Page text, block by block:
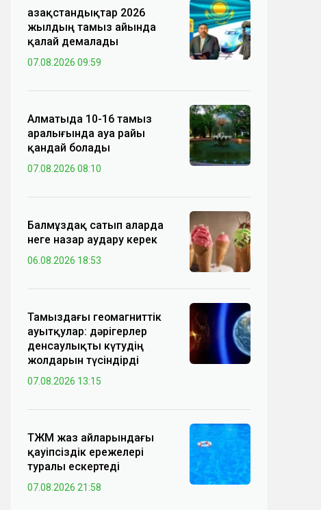
Қазақстандықтар 2026
жылдың тамыз айында
қалай демалады
07.08.2026 09:59
Алматыда 10-16 тамыз
аралығында ауа райы
қандай болады
07.08.2026 08:10
Балмұздақ сатып аларда
неге назар аудару керек
06.08.2026 18:53
Тамыздағы геомагниттік
ауытқулар: дәрігерлер
денсаулықты күтудің
жолдарын түсіндірді
07.08.2026 13:15
ТЖМ жаз айларындағы
қауіпсіздік ережелері
туралы ескертеді
07.08.2026 21:58